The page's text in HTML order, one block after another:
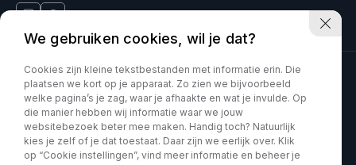
Deinum Venlo is onderdeel van Kia VDNS
Car Movement is onderdeel van Kia VDNS
KVK : 60070897 Privacy policy
We gebruiken cookies, wil je dat?
Cookies zijn kleine tekstbestanden met informatie erin. Die
plaatsen we kort op je apparaat. Zo zien we bijvoorbeeld
welke pagina’s je zag, waar je afhaakte en wat je invulde. Op
die manier hebben wij informatie waar we jouw
websitebezoek beter mee maken. Handig toch? Natuurlijk
kies je zelf of je dat toestaat. Daar zijn we eerlijk over. Klik
op “Cookie instellingen”, vind meer informatie en beheer je